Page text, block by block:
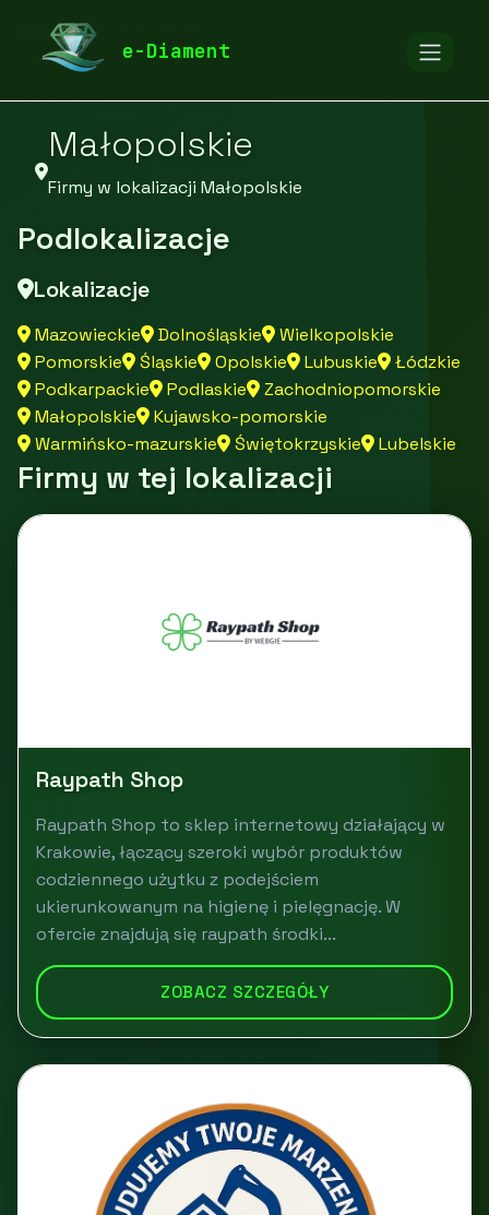
e-Diament
diamentspa.pl
Małopolskie
Firmy w lokalizacji Małopolskie
Podlokalizacje
Lokalizacje
Mazowieckie Dolnośląskie
Wielkopolskie
Pomorskie
Śląskie Opolskie Lubuskie
Łódzkie
Podkarpackie
Podlaskie
Zachodniopomorskie
Małopolskie
Kujawsko-pomorskie
Warmińsko-mazurskie
Świętokrzyskie Lubelskie
Firmy w tej lokalizacji
Raypath Shop
Raypath Shop to sklep internetowy działający w
Krakowie, łączący szeroki wybór produktów
codziennego użytku z podejściem
ukierunkowanym na higienę i pielęgnację. W
ofercie znajdują się raypath środki...
ZOBACZ SZCZEGÓŁY